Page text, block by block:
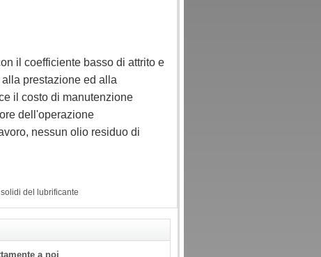
il coefficiente basso di attrito e
prestazione ed alla
il costo di manutenzione
dell'operazione
nessun olio residuo di
del lubrificante
a noi